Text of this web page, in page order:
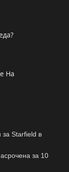
На
за Starfield в
за 10